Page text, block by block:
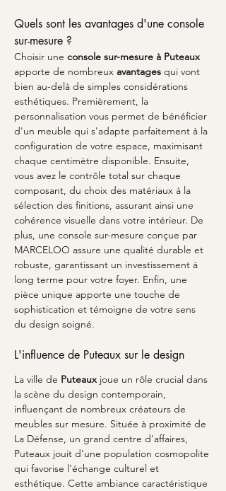
Quels sont les avantages d'une console
sur-mesure ?
Choisir une console sur-mesure à Puteaux
apporte de nombreux avantages qui vont
bien au-delà de simples considérations
esthétiques. Premièrement, la
personnalisation vous permet de bénéficier
d'un meuble qui s'adapte parfaitement à la
configuration de votre espace, maximisant
chaque centimètre disponible. Ensuite,
vous avez le contrôle total sur chaque
composant, du choix des matériaux à la
sélection des finitions, assurant ainsi une
cohérence visuelle dans votre intérieur. De
plus, une console sur-mesure conçue par
MARCELOO assure une qualité durable et
robuste, garantissant un investissement à
long terme pour votre foyer. Enfin, une
pièce unique apporte une touche de
sophistication et témoigne de votre sens
du design soigné.
L'influence de Puteaux sur le design
La ville de Puteaux joue un rôle crucial dans
la scène du design contemporain,
influençant de nombreux créateurs de
meubles sur mesure. Située à proximité de
La Défense, un grand centre d'affaires,
Puteaux jouit d'une population cosmopolite
qui favorise l'échange culturel et
esthétique. Cette ambiance caractéristique